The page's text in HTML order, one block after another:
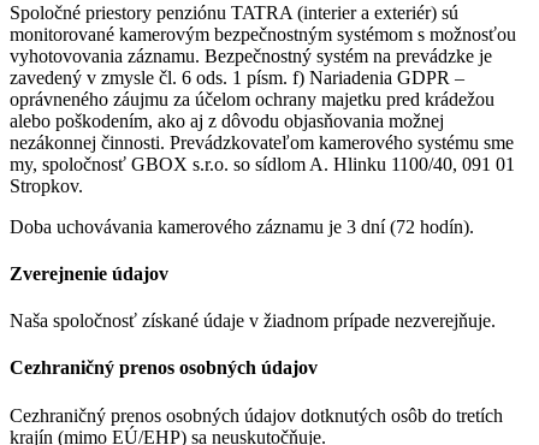
Spoločné priestory penziónu TATRA (interier a exteriér) sú
monitorované kamerovým bezpečnostným systémom s možnosťou
vyhotovovania záznamu. Bezpečnostný systém na prevádzke je
zavedený v zmysle čl. 6 ods. 1 písm. f) Nariadenia GDPR –
oprávneného záujmu za účelom ochrany majetku pred krádežou
alebo poškodením, ako aj z dôvodu objasňovania možnej
nezákonnej činnosti. Prevádzkovateľom kamerového systému sme
my, spoločnosť GBOX s.r.o. so sídlom A. Hlinku 1100/40, 091 01
Stropkov.
Doba uchovávania kamerového záznamu je 3 dní (72 hodín).
Zverejnenie údajov
Naša spoločnosť získané údaje v žiadnom prípade nezverejňuje.
Cezhraničný prenos osobných údajov
Cezhraničný prenos osobných údajov dotknutých osôb do tretích
krajín (mimo EÚ/EHP) sa neuskutočňuje.